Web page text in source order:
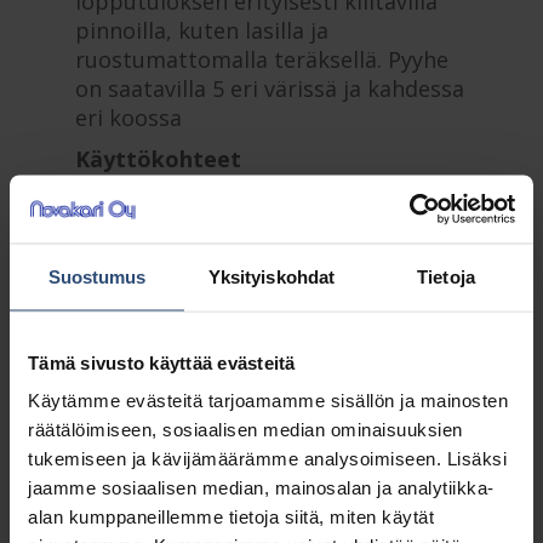
Suostumus Yksityiskohdat Tietoja
Tämä sivusto käyttää evästeitä
Käytämme evästeitä tarjoamamme sisällön ja mainosten
räätälöimiseen, sosiaalisen median ominaisuuksien
tukemiseen ja kävijämäärämme analysoimiseen. Lisäksi
jaamme sosiaalisen median, mainosalan ja analytiikka-
alan kumppaneillemme tietoja siitä, miten käytät
pinnoilla, kuten lasilla ja
ruostumattomalla teräksellä. Pyyhe
on saatavilla 5 eri värissä ja kahdessa
eri koossa
Käyttökohteet
PURmicro Active on kestävä pyyhe,
jonka valmistuksessa on yhdistetty
PUR-pinnoite, jotka yhdessä takaavat
erinomaisen puhdistustuloksen ja
kiiltävillä pinnoilla, kuten lasilla
jaruostumattomalla teräksellä, joilla
vaaditaan raidatonta ja nukatonta
puhdistustulosta. PURmicro Active
soveltuu yleispyyhkeeksi, erityisesti
hotelleihin, ravintoloihin,